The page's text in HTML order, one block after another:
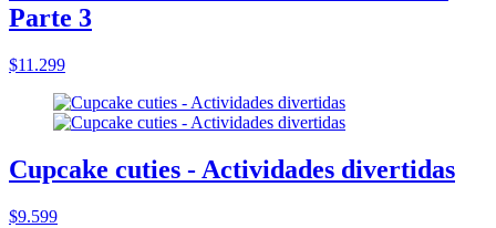
Parte 3
$11.299
Cupcake cuties - Actividades divertidas
$9.599